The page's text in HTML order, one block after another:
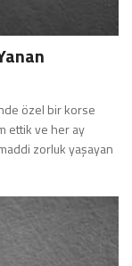
özel bir korse
ettik ve her ay
zorluk yaşayan